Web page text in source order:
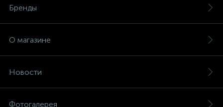
Бренды
О магазине
Новости
Фотогалерея